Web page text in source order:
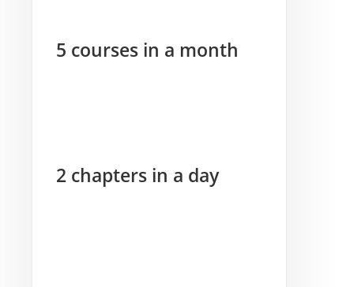
5 courses in a month
2 chapters in a day